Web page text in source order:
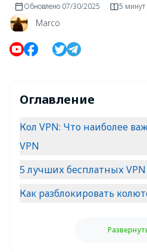
Marco
Обновлено 07/30/2025 5 минут
Оглавление
Кол VPN: Что наиболее
VPN
5 лучших бесплатных VPN
Как разблокировать